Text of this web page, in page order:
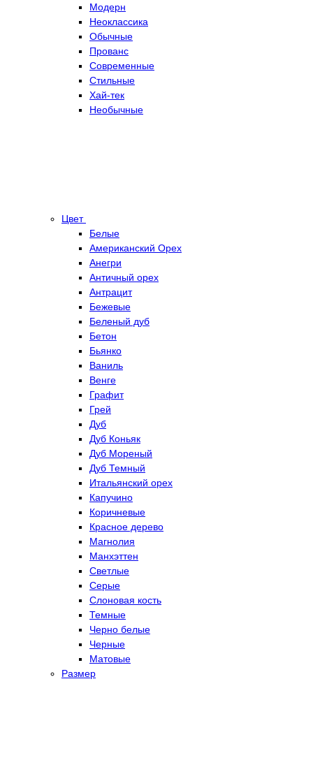
Модерн
Неоклассика
Обычные
Прованс
Современные
Стильные
Хай-тек
Необычные
Цвет
Белые
Американский Орех
Анегри
Античный орех
Антрацит
Бежевые
Беленый дуб
Бетон
Бьянко
Ваниль
Венге
Графит
Грей
Дуб
Дуб Коньяк
Дуб Мореный
Дуб Темный
Итальянский орех
Капучино
Коричневые
Красное дерево
Магнолия
Манхэттен
Светлые
Серые
Слоновая кость
Темные
Черно белые
Черные
Матовые
Размер